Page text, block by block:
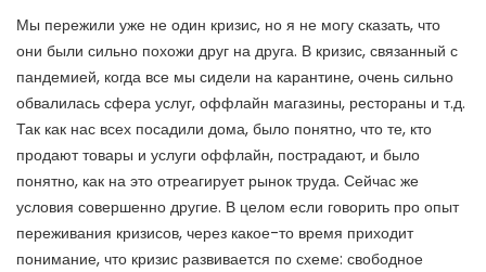
Мы пережили уже не один кризис, но я не могу сказать, что
они были сильно похожи друг на друга. В кризис, связанный с
пандемией, когда все мы сидели на карантине, очень сильно
обвалилась сфера услуг, оффлайн магазины, рестораны и т.д.
Так как нас всех посадили дома, было понятно, что те, кто
продают товары и услуги оффлайн, пострадают, и было
понятно, как на это отреагирует рынок труда. Сейчас же
условия совершенно другие. В целом если говорить про опыт
переживания кризисов, через какое-то время приходит
понимание, что кризис развивается по схеме: свободное